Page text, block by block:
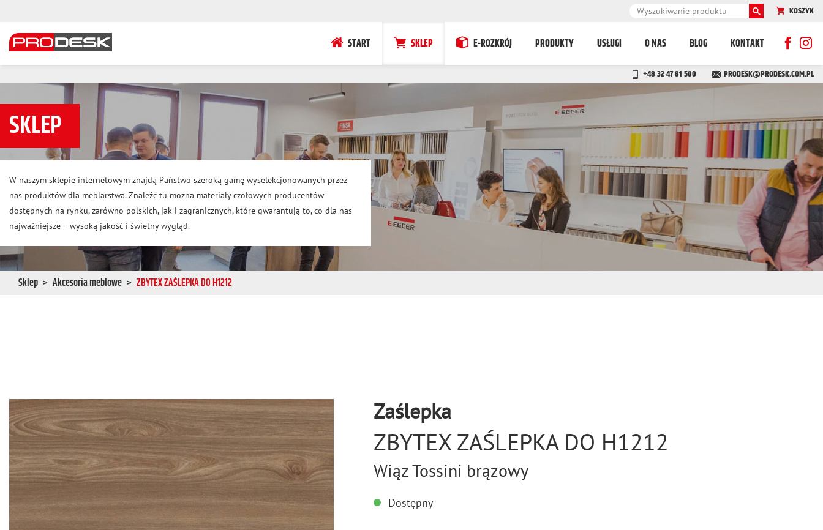
KOSZYK
START SKLEP E-ROZKRÓJ PRODUKTY USŁUGI O NAS BLOG KONTAKT
+48 32 47 81 500 PRODESK@PRODESK.COM.PL
SKLEP
W naszym sklepie internetowym znajdą Państwo szeroką gamę wyselekcjonowanych przez
nas produktów dla meblarstwa. Znaleźć tu można materiały czołowych producentów
dostępnych na rynku, zarówno polskich, jak i zagranicznych, które gwarantują to, co dla nas
najważniejsze – wysoką jakość i świetny wygląd.
Sklep Akcesoria meblowe ZBYTEX ZAŚLEPKA DO H1212
Zaślepka
ZBYTEX ZAŚLEPKA DO H1212
Wiąz Tossini brązowy
Dostępny